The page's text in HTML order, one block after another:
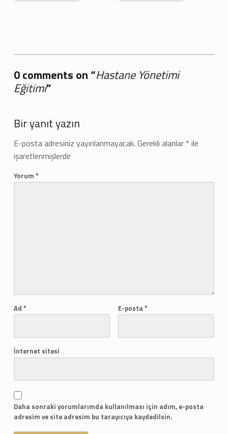
0 comments on “Hastane Yönetimi
Eğitimi”
Bir yanıt yazın
E-posta adresiniz yayınlanmayacak. Gerekli alanlar * ile
işaretlenmişlerdir
Yorum *
Ad * E-posta*
İnternet sitesi
Daha sonraki yorumlarımda kullanılması için adım, e-posta
adresim ve site adresim bu tarayıcıya kaydedilsin.